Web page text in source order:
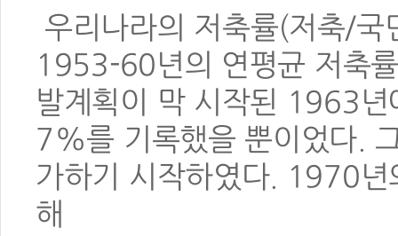
우리나라의 저축률(저축/국
1953-60년의 연평균 저축
발계획이 막 시작된 1963
7%를 기록했을 뿐이었다.
가하기 시작하였다. 1970
해